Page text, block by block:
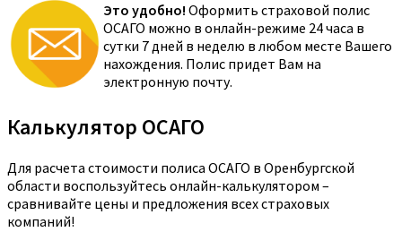
Это удобно! Оформить страховой полис
ОСАГО можно в онлайн-режиме 24 часа в
сутки 7 дней в неделю в любом месте Вашего
нахождения. Полис придет Вам на
электронную почту.
Калькулятор ОСАГО
Для расчета стоимости полиса ОСАГО в Оренбургской
области воспользуйтесь онлайн-калькулятором –
сравнивайте цены и предложения всех страховых
компаний!